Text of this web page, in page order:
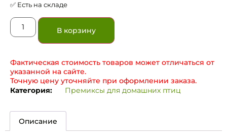
✅ Есть на складе
В корзину
Фактическая стоимость товаров может отличаться от
указанной на сайте.
Точную цену уточняйте при оформлении заказа.
Категория:
Премиксы для домашних птиц
Описание